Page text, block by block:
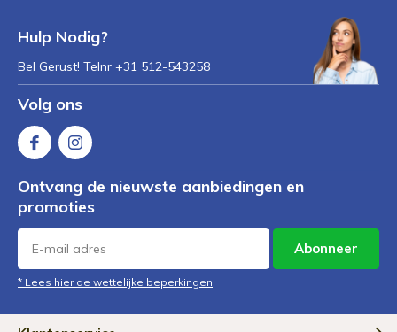
Hulp Nodig?
Bel Gerust! Telnr +31 512-543258
Volg ons
Ontvang de nieuwste aanbiedingen en
promoties
Abonneer
* Lees hier de wettelijke beperkingen